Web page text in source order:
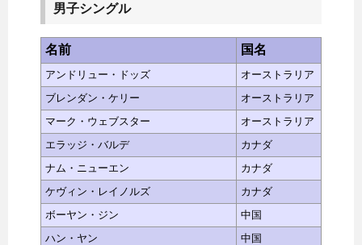
男子シングル
名前 国名
アンドリュー・ドッズ
オーストラリア
ブレンダン・ケリー
オーストラリア
マーク・ウェブスター
オーストラリア
エラッジ・バルデ
カナダ
ナム・ニューエン
カナダ
ケヴィン・レイノルズ
カナダ
ボーヤン・ジン
中国
ハン・ヤン
中国